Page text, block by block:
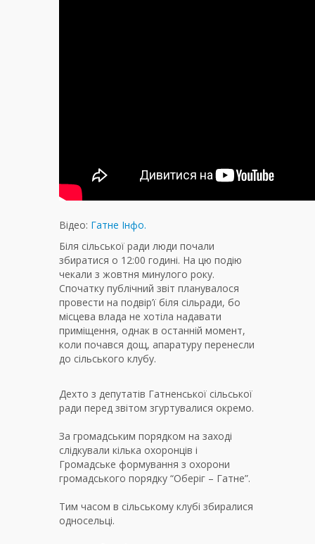
Відео: Гатне Інфо.
Біля сільської ради люди почали
збиратися о 12:00 годині. На цю подію
чекали з жовтня минулого року.
Спочатку публічний звіт планувалося
провести на подвір’ї біля сільради, бо
місцева влада не хотіла надавати
приміщення, однак в останній момент,
коли почався дощ, апаратуру перенесли
до сільського клубу.
Дехто з депутатів Гатненської сільської
ради перед звітом згуртувалися окремо.
За громадським порядком на заході
слідкували кілька охоронців і
Громадське формування з охорони
громадського порядку “Оберіг – Гатне”.
Тим часом в сільському клубі збиралися
односельці.